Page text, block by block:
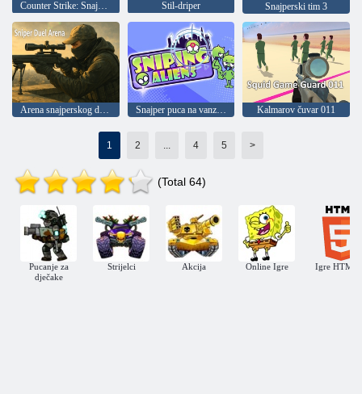
Stil-driper Snajperski tim 3
Snajper puca na vanzemaljce Kalmarov čuvar 011
1 2 4 5 >
(Total 64)
Pucanje za
dječake
Strijelci Akcija Online Igre Igre